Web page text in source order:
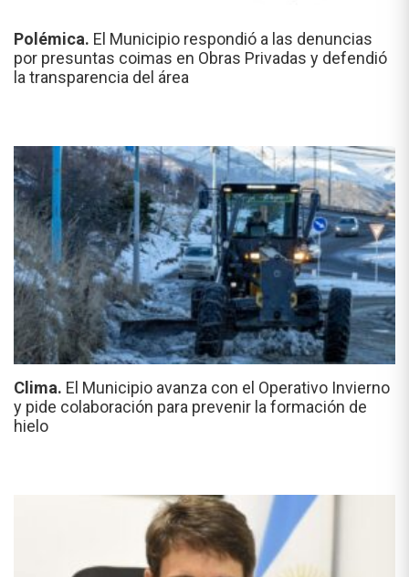
Polémica. El Municipio respondió a las denuncias
por presuntas coimas en Obras Privadas y defendió
la transparencia del área
Clima. El Municipio avanza con el Operativo Invierno
y pide colaboración para prevenir la formación de
hielo